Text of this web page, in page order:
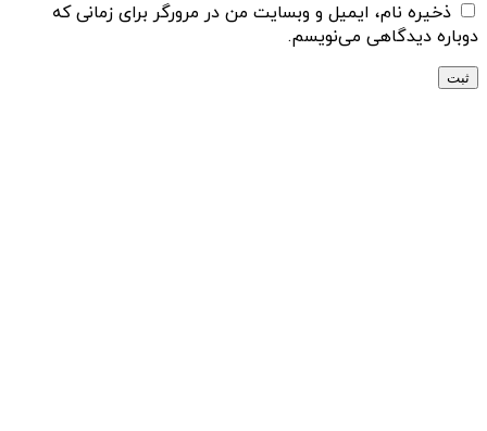
ذخیره نام، ایمیل و وبسایت من در مرورگر برای زمانی که
دوباره دیدگاهی می‌نویسم.